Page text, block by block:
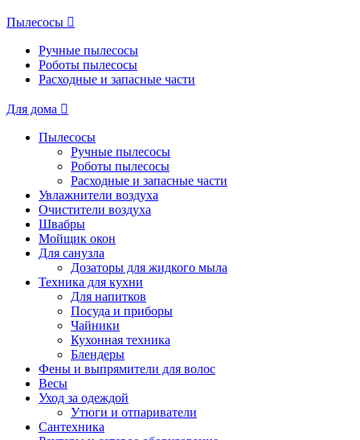
Пылесосы
Ручные пылесосы
Роботы пылесосы
Расходные и запасные части
Для дома
Пылесосы
Ручные пылесосы
Роботы пылесосы
Расходные и запасные части
Увлажнители воздуха
Очистители воздуха
Швабры
Мойщик окон
Для санузла
Дозаторы для жидкого мыла
Техника для кухни
Для напитков
Посуда и приборы
Чайники
Кухонная техника
Блендеры
Фены и выпрямители для волос
Весы
Уход за одеждой
Утюги и отпариватели
Сантехника